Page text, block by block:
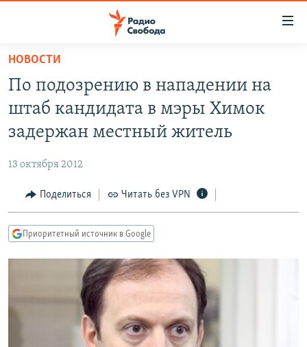
упрощенного
доступа
Вернуться
основному
Вернутся
Вернутся
ПОДКАСТЫ
МНЕНИЯ
КУЛЬТУРА
КАВКАЗ.РЕАЛИИ
СЕВЕР.РЕАЛИИ
СИБИРЬ.РЕАЛИИ
РАСПИСАНИЕ ВЕЩАНИЯ
НОВОСТИ
По подозрению в нападении на
штаб кандидата в мэры Химок
задержан местный житель
13 октября 2012
Поделиться Читать без VPN
Приоритетный источник в Google